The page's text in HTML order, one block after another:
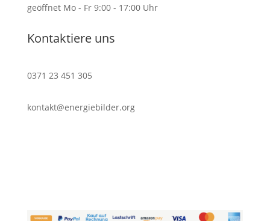
geöffnet Mo - Fr 9:00 - 17:00 Uhr
Kontaktiere uns
0371 23 451 305
kontakt@energiebilder.org